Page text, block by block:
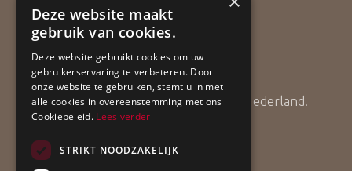
Bouwgarant
ApollBouw is lid van Bouwgarant Nederland.
Deze website maakt
gebruik van cookies.
Deze website gebruikt cookies om uw
gebruikerservaring te verbeteren. Door
onze website te gebruiken, stemt u in met
alle cookies in overeenstemming met ons
Cookiebeleid. Lees verder
STRIKT NOODZAKELIJK